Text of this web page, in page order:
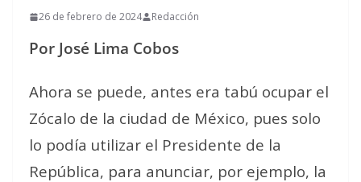
26 de febrero de 2024 Redacción
Por José Lima Cobos
Ahora se puede, antes era tabú ocupar el
Zócalo de la ciudad de México, pues solo
lo podía utilizar el Presidente de la
República, para anunciar, por ejemplo, la